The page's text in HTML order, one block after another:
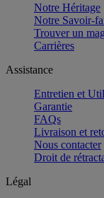
Notre Héritage
Notre Savoir-
Trouver un
Carrières
Assistance
Entretien et
Garantie
FAQs
Livraison et
Nous contacter
Droit de
Légal